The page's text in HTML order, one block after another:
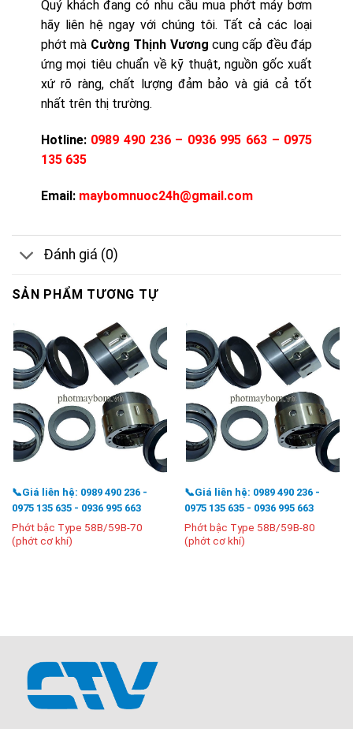
Quý khách đang có nhu cầu mua phớt máy bơm
hãy liên hệ ngay với chúng tôi. Tất cả các loại
phớt mà Cường Thịnh Vương cung cấp đều đáp
ứng mọi tiêu chuẩn về kỹ thuật, nguồn gốc xuất
xứ rõ ràng, chất lượng đảm bảo và giá cả tốt
nhất trên thị trường.
Hotline: 0989 490 236 – 0936 995 663 – 0975
135 635
Email: maybomnuoc24h@gmail.com
Đánh giá (0)
SẢN PHẨM TƯƠNG TỰ
📞Giá liên hệ: 0989 490 236 -
0975 135 635 - 0936 995 663
Phớt bậc Type 58B/59B-70
(phớt cơ khí)
📞Giá liên hệ: 0989 490 236 -
0975 135 635 - 0936 995 663
Phớt bậc Type 58B/59B-80
(phớt cơ khí)